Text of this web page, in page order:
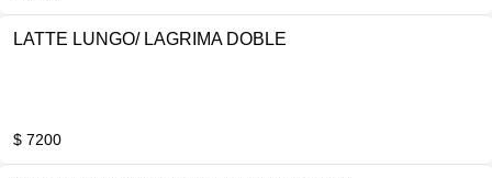
LATTE LUNGO/ LAGRIMA DOBLE
$ 7200